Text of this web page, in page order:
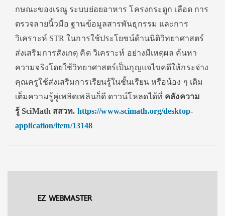
กษณะของเรณู ระบบย่อยอาหาร โครงกระดูก เลือด การ
ตรวจลายนิ้วมือ ฐานข้อมูลสารพันธุกรรม และการ
วิเคราะห์ STRในการใช้ประโยชน์ด้านนิติวิทยาศาสตร์
ส่งเสริมการสังเกตุ คิด วิเคราะห์ อย่างมีเหตุผล ค้นหา
ความจริงโดยใช้วิทยาศาสตร์เป็นกุญแจไขคดีให้กระจ่าง
คุณครูใช้ส่งเสริมการเรียนรู้ในชั้นเรียน หรือน้อง ๆ เติม
เต็มความรู้คู่เพลิดเพลินก็ดี ดาวน์โหลดได้ที่ คลังความ
รู้SciMath สสวท. https://www.scimath.org/desktop-
application/item/13148
EZ WEBMASTER